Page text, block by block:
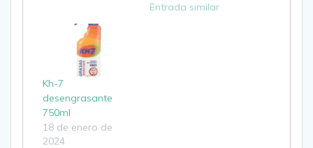
Entrada similar
Kh-7
desengrasante
750ml
18 de enero de
2024